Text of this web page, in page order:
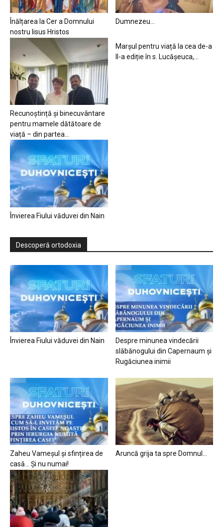
Înălțarea la Cer a Domnului
nostru Iisus Hristos
Dumnezeu…
Recunoștință și binecuvântare
pentru mamele dătătoare de
viață – din partea...
Marșul pentru viață la cea de-a
II-a ediție în s. Lucășeuca,...
Învierea Fiului văduvei din Nain
Descoperă ortodoxia
Învierea Fiului văduvei din Nain
Despre minunea vindecării
slăbănogului din Capernaum și
Rugăciunea inimii
Zaheu Vameșul și sfințirea de
casă… Și nu numai!
Aruncă grija ta spre Domnul…